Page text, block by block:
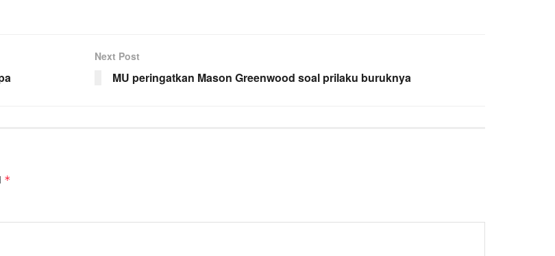
Next Post
MU peringatkan Mason Greenwood soal prilaku buruknya
*